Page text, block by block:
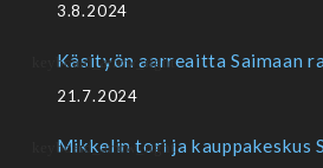
3.8.2024
Käsityön aarreaitta Saimaan
21.7.2024
Mikkelin tori ja kauppakeskus